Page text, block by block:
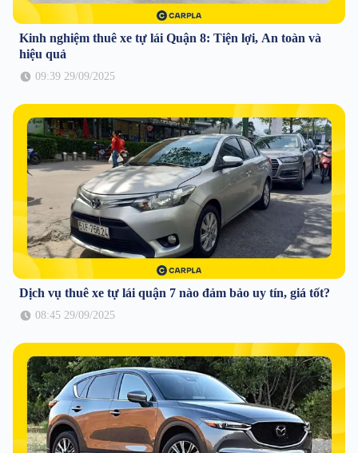
Kinh nghiệm thuê xe tự lái Quận 8: Tiện lợi, An toàn và
hiệu quả
09:39 29/09/2025
Dịch vụ thuê xe tự lái quận 7 nào đảm bảo uy tín, giá tốt?
08:45 29/09/2025